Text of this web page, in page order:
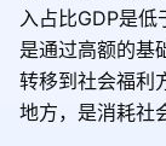
入占比GDP是低
是通过高额的基
转移到社会福利
地方，是消耗社